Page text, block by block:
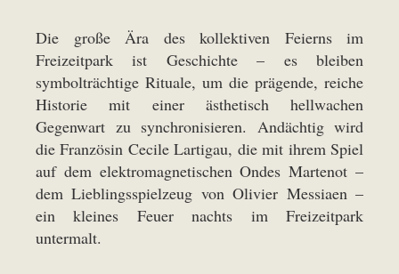
Die große Ära des kollektiven Feierns im
Freizeitpark ist Geschichte – es bleiben
symbolträchtige Rituale, um die prägende, reiche
Historie mit einer ästhetisch hellwachen
Gegenwart zu synchronisieren. Andächtig wird
die Französin Cecile Lartigau, die mit ihrem Spiel
auf dem elektromagnetischen Ondes Martenot –
dem Lieblingsspielzeug von Olivier Messiaen –
ein kleines Feuer nachts im Freizeitpark
untermalt.